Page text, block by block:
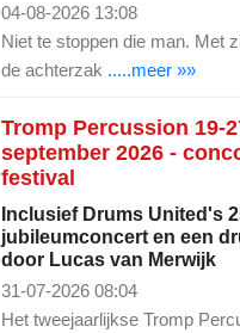
04-08-2026 13:08
Niet te stoppen die man. Met
de achterzak .....meer »»
Tromp Percussion 19-
september 2026 -
festival
Inclusief Drums United's
jubileumconcert en een
door Lucas van Merwijk
31-07-2026 08:04
Het tweejaarlijkse Tromp